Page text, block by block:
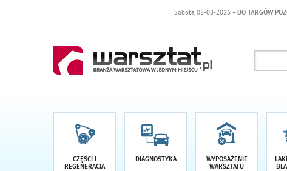
Sobota, 08-08-2026• DO TARGÓW POZOSTAŁO -1 DNI
CZĘŚCI I
REGENERACJA
DIAGNOSTYKA
WYPOSAŻENIE
WARSZTATU